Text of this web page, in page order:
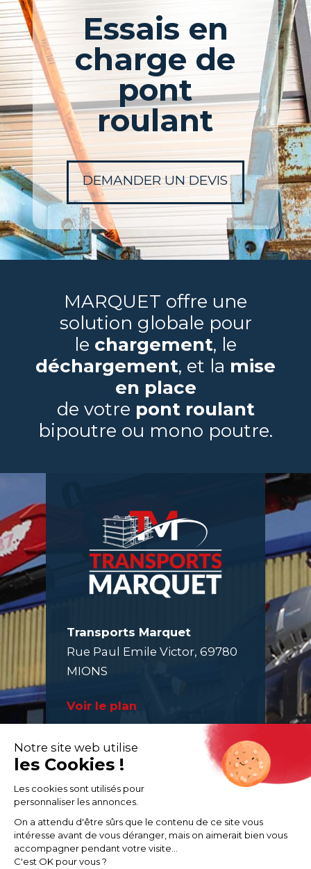
Essais en
charge de
pont
roulant
DEMANDER UN DEVIS
MARQUET offre une
solution globale pour
le chargement, le
déchargement, et la mise
en place
de votre pont roulant
bipoutre ou mono poutre.
Transports Marquet
Rue Paul Emile Victor, 69780
MIONS
Voir le plan
Afficher le numéro
NOUS CONTACTER